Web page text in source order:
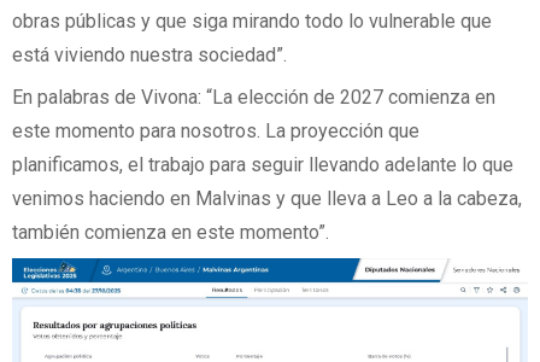
obras públicas y que siga mirando todo lo vulnerable que
está viviendo nuestra sociedad”.
En palabras de Vivona: “La elección de 2027 comienza en
este momento para nosotros. La proyección que
planificamos, el trabajo para seguir llevando adelante lo que
venimos haciendo en Malvinas y que lleva a Leo a la cabeza,
también comienza en este momento”.